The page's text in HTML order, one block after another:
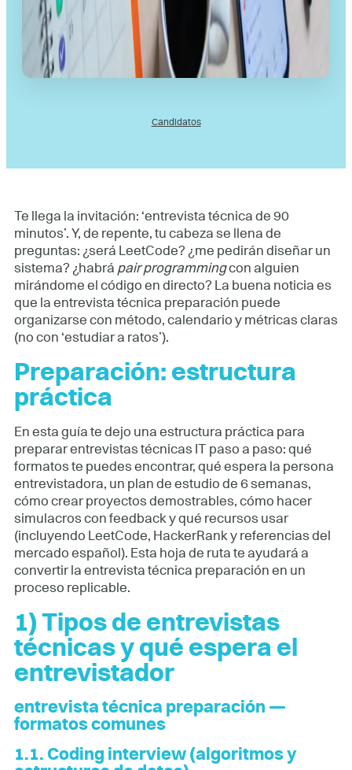
Candidatos
Te llega la invitación: ‘entrevista técnica de 90
minutos’. Y, de repente, tu cabeza se llena de
preguntas: ¿será LeetCode? ¿me pedirán diseñar un
sistema? ¿habrá pair programmingcon alguien
mirándome el código en directo? La buena noticia es
que la entrevista técnica preparación puede
organizarse con método, calendario y métricas claras
(no con ‘estudiar a ratos’).
Preparación: estructura
práctica
En esta guía te dejo una estructura práctica para
preparar entrevistas técnicas IT paso a paso: qué
formatos te puedes encontrar, qué espera la persona
entrevistadora, un plan de estudio de 6 semanas,
cómo crear proyectos demostrables, cómo hacer
simulacros con feedback y qué recursos usar
(incluyendo LeetCode, HackerRank y referencias del
mercado español). Esta hoja de ruta te ayudará a
convertir la entrevista técnica preparación en un
proceso replicable.
1) Tipos de entrevistas
técnicas y qué espera el
entrevistador
entrevista técnica preparación —
formatos comunes
1.1. Coding interview (algoritmos y